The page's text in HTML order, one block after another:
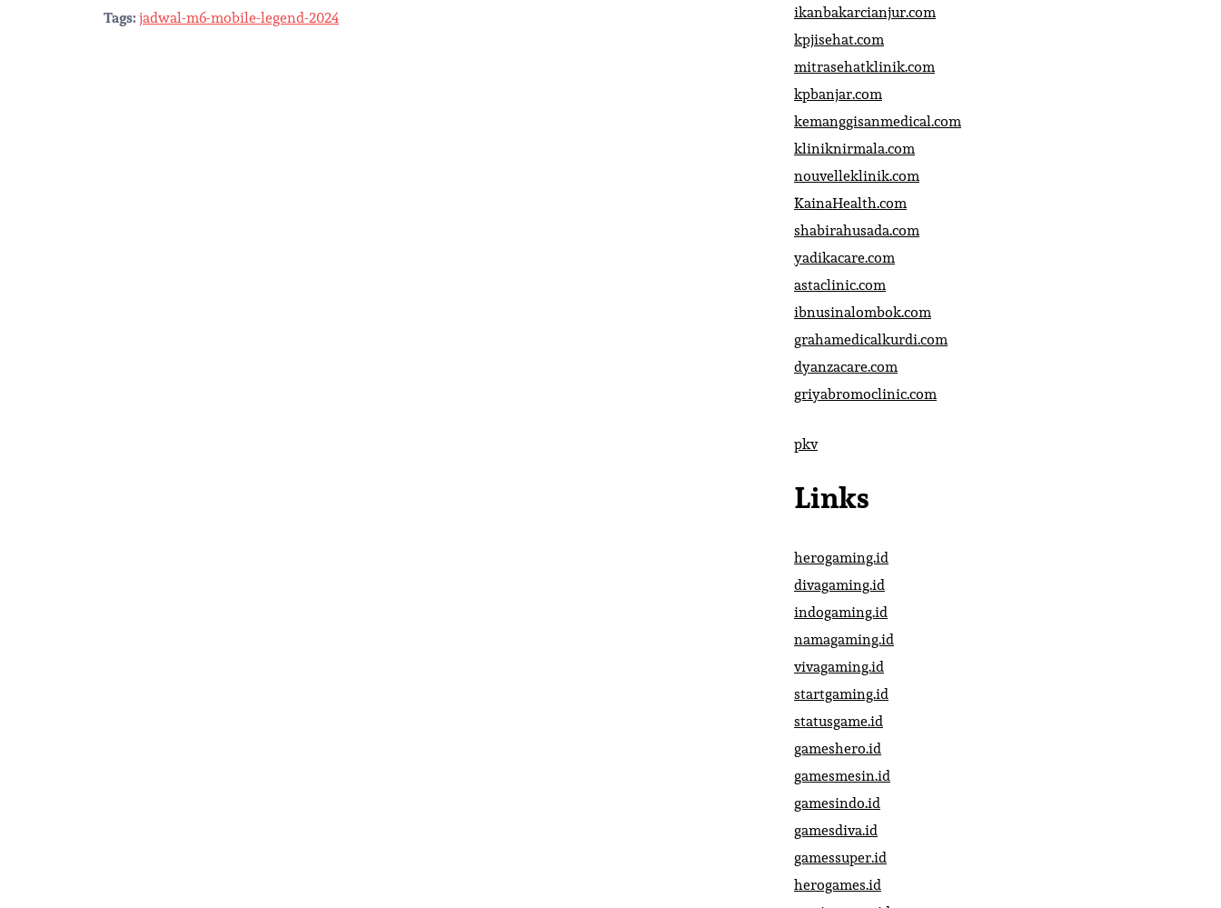
Tags:jadwal-m6-mobile-legend-2024
ikanbakarcianjur.com
kpjisehat.com
mitrasehatklinik.com
kpbanjar.com
kemanggisanmedical.com
kliniknirmala.com
nouvelleklinik.com
KainaHealth.com
shabirahusada.com
yadikacare.com
astaclinic.com
ibnusinalombok.com
grahamedicalkurdi.com
dyanzacare.com
griyabromoclinic.com
pkv
Links
herogaming.id
divagaming.id
indogaming.id
namagaming.id
vivagaming.id
startgaming.id
statusgame.id
gameshero.id
gamesmesin.id
gamesindo.id
gamesdiva.id
gamessuper.id
herogames.id